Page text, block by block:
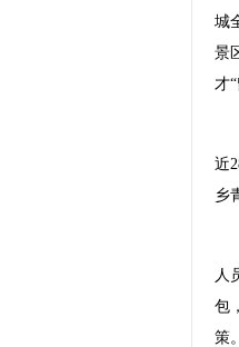
城
景
才
近
乡
人
包
策